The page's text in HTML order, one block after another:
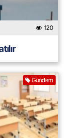
120
Gündəm